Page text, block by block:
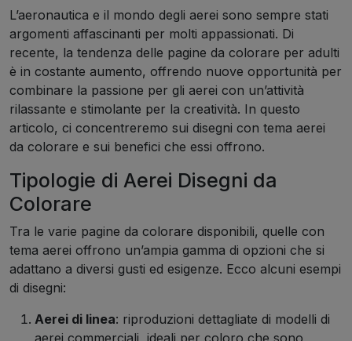
L’aeronautica e il mondo degli aerei sono sempre stati
argomenti affascinanti per molti appassionati. Di
recente, la tendenza delle pagine da colorare per adulti
è in costante aumento, offrendo nuove opportunità per
combinare la passione per gli aerei con un’attività
rilassante e stimolante per la creatività. In questo
articolo, ci concentreremo sui disegni con tema aerei
da colorare e sui benefici che essi offrono.
Tipologie di Aerei Disegni da
Colorare
Tra le varie pagine da colorare disponibili, quelle con
tema aerei offrono un’ampia gamma di opzioni che si
adattano a diversi gusti ed esigenze. Ecco alcuni esempi
di disegni:
Aerei di linea: riproduzioni dettagliate di modelli di
aerei commerciali, ideali per coloro che sono